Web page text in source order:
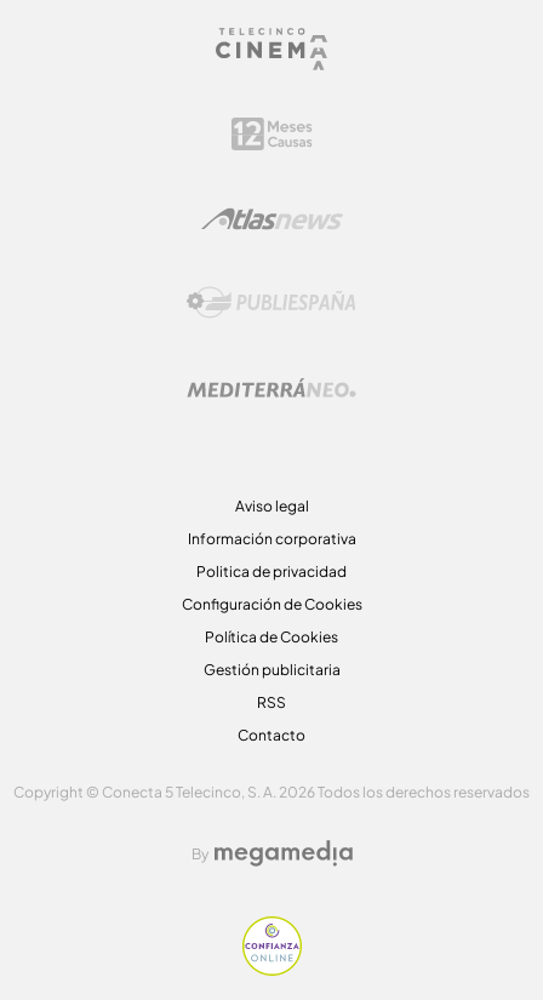
Aviso legal
Información corporativa
Politica de privacidad
Configuración de Cookies
Política de Cookies
Gestión publicitaria
RSS
Contacto
Copyright © Conecta 5 Telecinco, S. A. 2026 Todos los derechos reservados
By